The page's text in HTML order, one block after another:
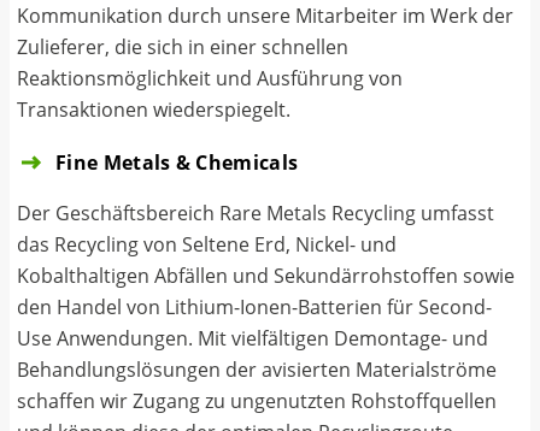
Kommunikation durch unsere Mitarbeiter im Werk der
Zulieferer, die sich in einer schnellen
Reaktionsmöglichkeit und Ausführung von
Transaktionen wiederspiegelt.
Fine Metals & Chemicals
Der Geschäftsbereich Rare Metals Recycling umfasst
das Recycling von Seltene Erd, Nickel- und
Kobalthaltigen Abfällen und Sekundärrohstoffen sowie
den Handel von Lithium-Ionen-Batterien für Second-
Use Anwendungen. Mit vielfältigen Demontage- und
Behandlungslösungen der avisierten Materialströme
schaffen wir Zugang zu ungenutzten Rohstoffquellen